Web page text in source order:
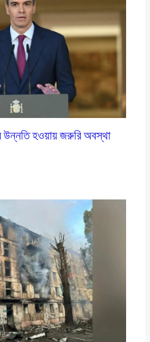
উন্নতি হওয়ায় জরুরি অবস্থা